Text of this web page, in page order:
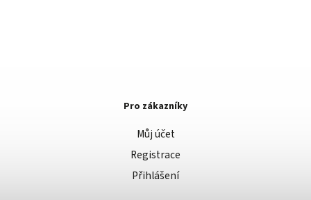
Pro zákazníky
Můj účet
Registrace
Přihlášení